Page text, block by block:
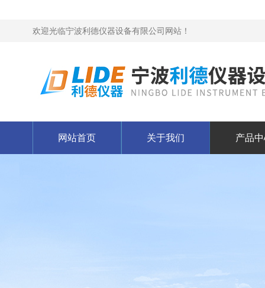
欢迎光临宁波利德仪器设备有限公司网站！
网站首页 关于我们 产品